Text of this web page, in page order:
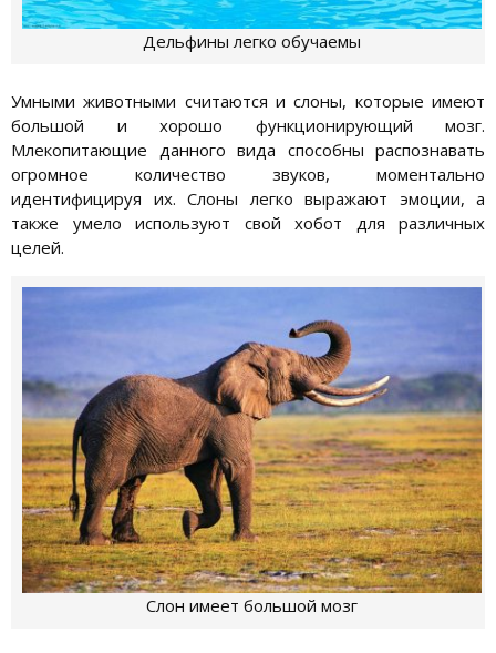
Дельфины легко обучаемы
Умными животными считаются и слоны, которые имеют
большой и хорошо функционирующий мозг.
Млекопитающие данного вида способны распознавать
огромное количество звуков, моментально
идентифицируя их. Слоны легко выражают эмоции, а
также умело используют свой хобот для различных
целей.
Слон имеет большой мозг